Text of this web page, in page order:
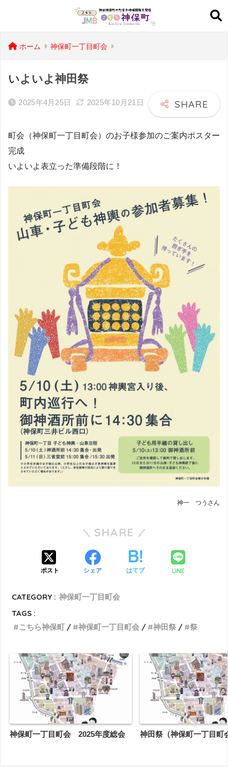
ホーム 神保町一丁目町会
いよいよ神田祭
2025年4月25日 2025年10月21日
町会（神保町一丁目町会）のお子様参加のご案内ポスター
完成
いよいよ表立った準備段階に！
神一 つうさん
SHARE
ポスト シェア はてブ LINE
CATEGORY : 神保町一丁目町会
TAGS :
こちら神保町
神保町一丁目町会 神田祭 祭
神保町一丁目町会 2025年度総会 神田祭（神保町一丁目町